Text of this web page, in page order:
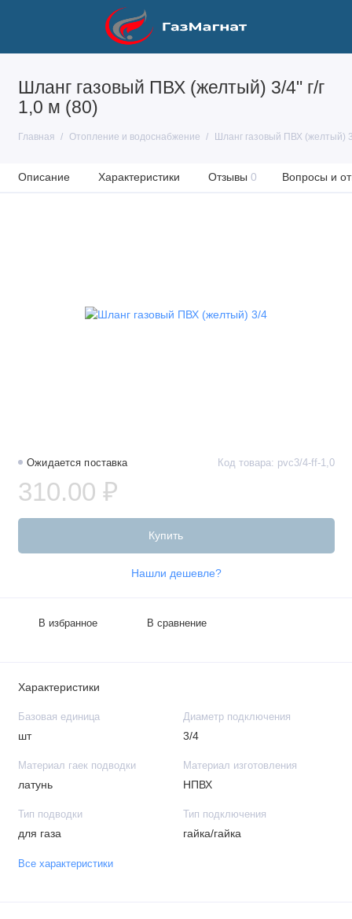
Шланг газовый ПВХ (желтый) 3/4" г/г
1,0 м (80)
Главная Отопление и водоснабжение Шланг газовый ПВХ (желтый)
Описание Характеристики Отзывы 0 Вопросы и
Ожидается поставка Код товара: pvc3/4-ff-1,0
310.00 ₽
Купить
Нашли дешевле?
В избранное В сравнение
Характеристики
Базовая единица
шт
Диаметр подключения
3/4
Материал гаек подводки
латунь
Материал изготовления
НПВХ
Тип подводки
для газа
Тип подключения
гайка/гайка
Все характеристики